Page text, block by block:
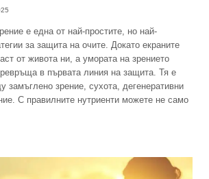
е една от най-простите, но най-
за защита на очите. Докато екраните
от живота ни, а умората на зрението
в първата линия на защита. Тя е
замъглено зрение, сухота, дегенеративни
С правилните нутриенти можете не само